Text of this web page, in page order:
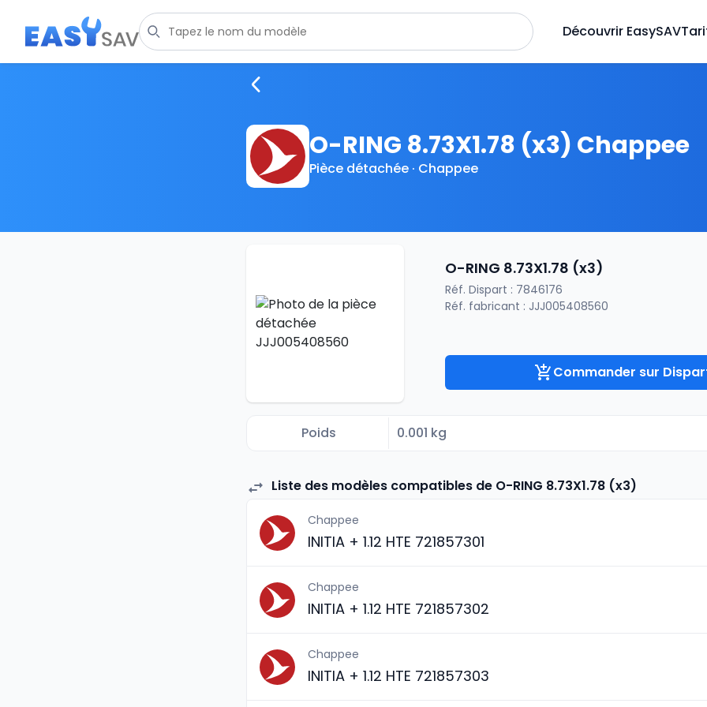
Découvrir EasySAV
O-RING 8.73X1.78 (x3) Chappee
Pièce détachée · Chappee
O-RING 8.73X1.78 (x3)
Réf. Dispart : 7846176
Réf. fabricant : JJJ005408560
Commander sur
Poids 0.001 kg
Liste des modèles compatibles de O-RING 8.73X1.78 (x3)
Chappee
INITIA + 1.12 HTE 721857301
Chappee
INITIA + 1.12 HTE 721857302
Chappee
INITIA + 1.12 HTE 721857303